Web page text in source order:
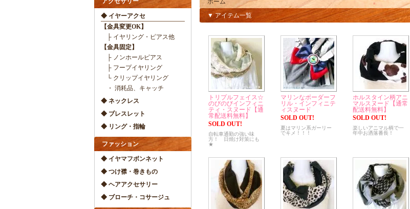
◆ イヤーアクセ
【金具変更OK】
├ イヤリング・ピアス他
【金具固定】
├ ノンホールピアス
├ フープイヤリング
└ クリップイヤリング
・ 消耗品、キャッチ
◆ ネックレス
◆ ブレスレット
◆ リング・指輪
ファッション
◆ イヤマフボンネット
◆ つけ襟・巻きもの
◆ ヘアアクセサリー
◆ ブローチ・コサージュ
ホーム
▼ アイテム一覧
トリプルフェイス☆
のびのびインフィニ
ティ・スヌード【通
常配送料無料】
SOLD OUT!
自転車通勤の強い味
方！ 日焼け対策にも
★
マリンなボーダーフ
リル・インフィニテ
ィスヌード
SOLD OUT!
夏はマリン系ガーリー
でキメ！！！
ホルスタイン柄アニ
マルスヌード【通常
配送料無料】
SOLD OUT!
楽しいアニマル柄で一
年中お洒落番長！